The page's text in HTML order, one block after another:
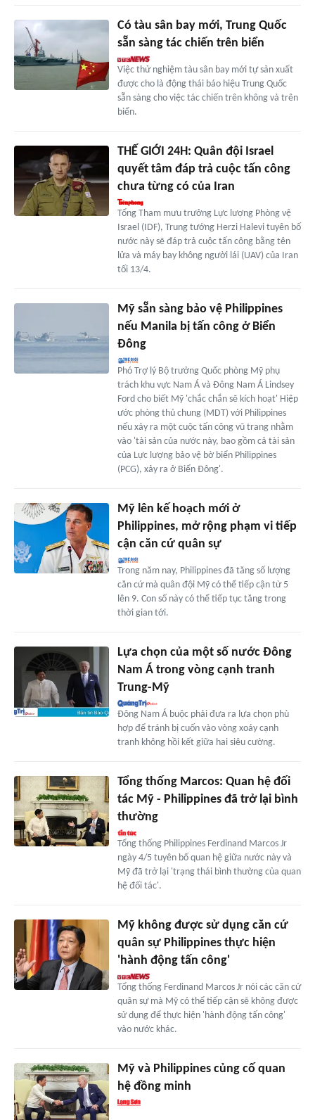
Có tàu sân bay mới, Trung Quốc
sẵn sàng tác chiến trên biển
Việc thử nghiệm tàu sân bay mới tự sản xuất
được cho là động thái báo hiệu Trung Quốc
sẵn sàng cho việc tác chiến trên không và trên
biển.
THẾ GIỚI 24H: Quân đội Israel
quyết tâm đáp trả cuộc tấn công
chưa từng có của Iran
Tổng Tham mưu trưởng Lực lượng Phòng vệ
Israel (IDF), Trung tướng Herzi Halevi tuyên bố
nước này sẽ đáp trả cuộc tấn công bằng tên
lửa và máy bay không người lái (UAV) của Iran
tối 13/4.
Mỹ sẵn sàng bảo vệ Philippines
nếu Manila bị tấn công ở Biển
Đông
Phó Trợ lý Bộ trưởng Quốc phòng Mỹ phụ
trách khu vực Nam Á và Đông Nam Á Lindsey
Ford cho biết Mỹ 'chắc chắn sẽ kích hoạt' Hiệp
ước phòng thủ chung (MDT) với Philippines
nếu xảy ra một cuộc tấn công vũ trang nhằm
vào 'tài sản của nước này, bao gồm cả tài sản
của Lực lượng bảo vệ bờ biển Philippines
(PCG), xảy ra ở Biển Đông'.
Mỹ lên kế hoạch mới ở
Philippines, mở rộng phạm vi tiếp
cận căn cứ quân sự
Trong năm nay, Philippines đã tăng số lượng
căn cứ mà quân đội Mỹ có thể tiếp cận từ 5
lên 9. Con số này có thể tiếp tục tăng trong
thời gian tới.
Lựa chọn của một số nước Đông
Nam Á trong vòng cạnh tranh
Trung-Mỹ
Đông Nam Á buộc phải đưa ra lựa chọn phù
hợp để tránh bị cuốn vào vòng xoáy cạnh
tranh không hồi kết giữa hai siêu cường.
Tổng thống Marcos: Quan hệ đối
tác Mỹ - Philippines đã trở lại bình
thường
Tổng thống Philippines Ferdinand Marcos Jr
ngày 4/5 tuyên bố quan hệ giữa nước này và
Mỹ đã trở lại 'trạng thái bình thường của quan
hệ đối tác'.
Mỹ không được sử dụng căn cứ
quân sự Philippines thực hiện
'hành động tấn công'
Tổng thống Ferdinand Marcos Jr nói các căn cứ
quân sự mà Mỹ có thể tiếp cận sẽ không được
sử dụng để thực hiện 'hành động tấn công'
vào nước khác.
Mỹ và Philippines củng cố quan
hệ đồng minh